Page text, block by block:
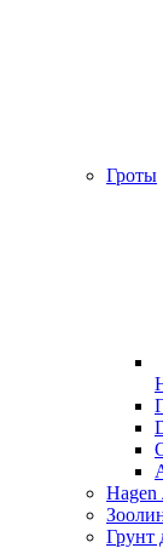
Гроты
Грунт